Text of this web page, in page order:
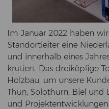
Im Ja­nu­ar 2022 haben
Stand­ort­lei­ter eine
und in­ner­halb eines
kru­tiert. Das drei­köp­fi­ge
Holz­bau, um un­se­re
Thun, So­lo­thurn, Biel und
und